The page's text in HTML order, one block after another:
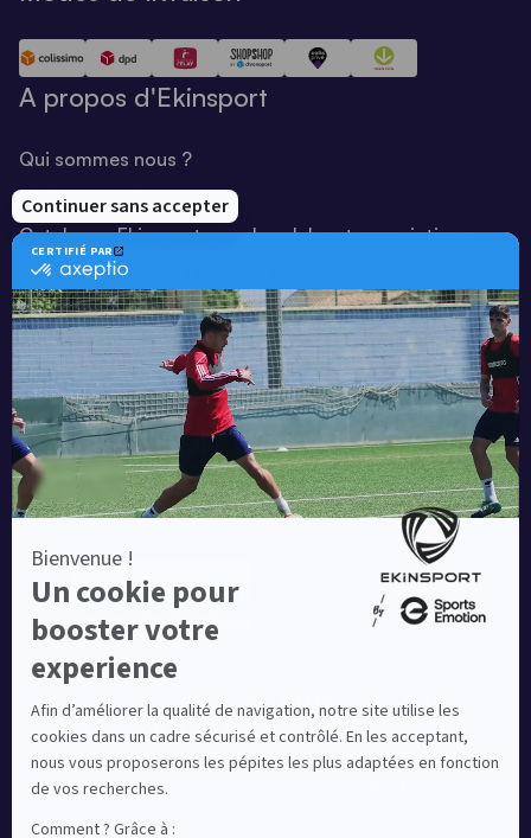
A propos d'Ekinsport
Qui sommes nous ?
Notre savoir-faire
Catalogue Ekinsport pour les clubs et associations
Catalogue running Ekinsport
Blog
Une société de :
Equipementier sportif leader en France depuis plus de
10 ans, Ekinsport a été distingué par la rédaction de
Capital dans son classement des « Meilleurs sites de
commerce en ligne 2024 », catégorie Sportswear.
En savoir plus